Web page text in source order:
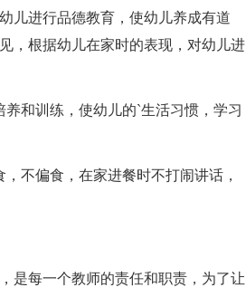
进行品德教育，使幼儿养成有道
，根据幼儿在家时的表现，对幼儿进
和训练，使幼儿的`生活习惯，学习
不偏食，在家进餐时不打闹讲话，
每一个教师的责任和职责，为了让